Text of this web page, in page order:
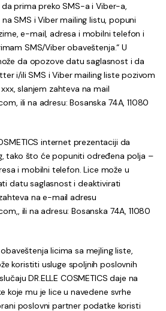
prima preko SMS-a i Viber-a,
SMS i Viber mailing listu, popuni
e-mail, adresa i mobilni telefon i
SMS/Viber obaveštenja.“ U
da opozove datu saglasnost i da
i/ili SMS i Viber mailing liste pozivom
slanjem zahteva na mail
ili na adresu: Bosanska 74A, 11080
internet prezentaciji da
tako što će popuniti određena polja –
i mobilni telefon. Lice može u
datu saglasnost i deaktivirati
na e-mail adresu
ili na adresu: Bosanska 74A, 11080
licima sa mejling liste,
koristiti usluge spoljnih poslovnih
DR.ELLE COSMETICS daje na
koje mu je lice u navedene svrhe
poslovni partner podatke koristi